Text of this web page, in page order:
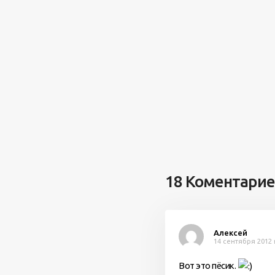
18
Алексей
14 сентября 2012
Вот это пёсик.